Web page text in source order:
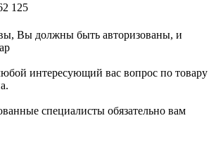
125
Вы должны быть авторизованы, и
интересующий вас вопрос по товару
специалисты обязательно вам